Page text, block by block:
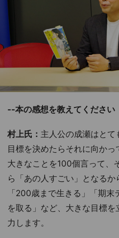
--本の感想を教えてください
村上氏： 主人公の成瀬はと
目標を決めたらそれに向かっ
大きなことを100個言って、
ら「あの人すごい」となるか
「200歳まで生きる」「期
を取る」など、大きな目標
力します。